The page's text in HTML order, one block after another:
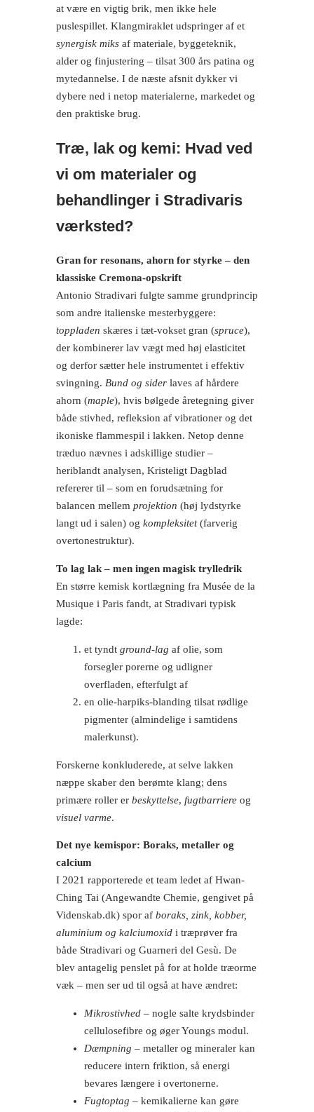
at være en vigtig brik, men ikke hele
puslespillet. Klangmiraklet udspringer af et
synergisk miks af materiale, byggeteknik,
alder og finjustering – tilsat 300 års patina og
mytedannelse. I de næste afsnit dykker vi
dybere ned i netop materialerne, markedet og
den praktiske brug.
Træ, lak og kemi: Hvad ved
vi om materialer og
behandlinger i Stradivaris
værksted?
Gran for resonans, ahorn for styrke – den
klassiske Cremona-opskrift
Antonio Stradivari fulgte samme grundprincip
som andre italienske mesterbyggere:
toppladen skæres i tæt-vokset gran (spruce),
der kombinerer lav vægt med høj elasticitet
og derfor sætter hele instrumentet i effektiv
svingning. Bund og sider laves af hårdere
ahorn (maple), hvis bølgede åretegning giver
både stivhed, refleksion af vibrationer og det
ikoniske flammespil i lakken. Netop denne
træduo nævnes i adskillige studier –
heriblandt analysen, Kristeligt Dagblad
refererer til – som en forudsætning for
balancen mellem projektion (høj lydstyrke
langt ud i salen) og kompleksitet(farverig
overtonestruktur).
To lag lak – men ingen magisk trylledrik
En større kemisk kortlægning fra Musée de la
Musique i Paris fandt, at Stradivari typisk
lagde:
et tyndt ground-lag af olie, som
forsegler porerne og udligner
overfladen, efterfulgt af
en olie-harpiks-blanding tilsat rødlige
pigmenter (almindelige i samtidens
malerkunst).
Forskerne konkluderede, at selve lakken
næppe skaber den berømte klang; dens
primære roller er beskyttelse, fugtbarriere og
visuel varme.
Det nye kemispor: Boraks, metaller og
calcium
I 2021 rapporterede et team ledet af Hwan-
Ching Tai (Angewandte Chemie, gengivet på
Videnskab.dk) spor af boraks, zink, kobber,
aluminium og kalciumoxid i træprøver fra
både Stradivari og Guarneri del Gesù. De
blev antagelig penslet på for at holde træorme
væk – men ser ud til også at have ændret:
Mikrostivhed – nogle salte krydsbinder
cellulosefibre og øger Youngs modul.
Dæmpning – metaller og mineraler kan
reducere intern friktion, så energi
bevares længere i overtonerne.
Fugtoptag – kemikalierne kan gøre